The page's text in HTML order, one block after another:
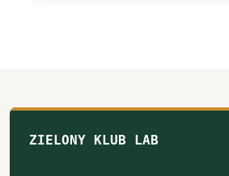
ZIELONY KLUB LAB